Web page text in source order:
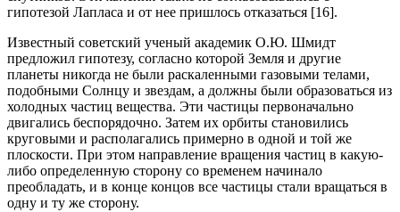
гипотезой Лапласа и от нее пришлось отказаться [16].
Известный советский ученый академик О.Ю. Шмидт
предложил гипотезу, согласно которой Земля и другие
планеты никогда не были раскаленными газовыми телами,
подобными Солнцу и звездам, а должны были образоваться из
холодных частиц вещества. Эти частицы первоначально
двигались беспорядочно. Затем их орбиты становились
круговыми и располагались примерно в одной и той же
плоскости. При этом направление вращения частиц в какую-
либо определенную сторону со временем начинало
преобладать, и в конце концов все частицы стали вращаться в
одну и ту же сторону.